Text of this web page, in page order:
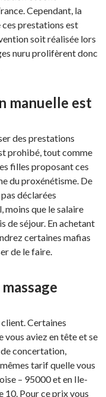
Cependant, la
prestations est
soit réalisée lors
nuru prolifèrent donc
manuelle est
des prestations
prohibé, tout comme
filles proposant ces
du proxénétisme. De
déclarées
moins que le salaire
de séjour. En achetant
certaines mafias
de le faire.
Certaines
vous aviez en tête et se
de concertation,
tarif quelle vous
– 95000 et en Ile-
Pour ce prix vous